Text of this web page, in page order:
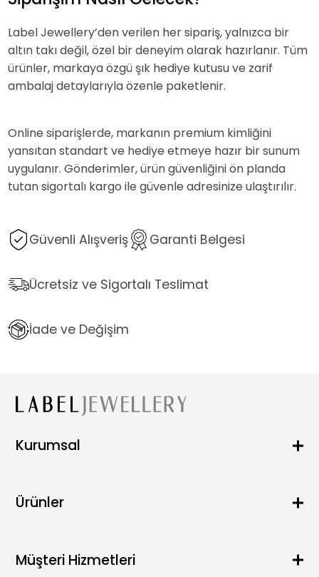
Label Jewellery’den verilen her sipariş, yalnızca bir
altın takı değil, özel bir deneyim olarak hazırlanır. Tüm
ürünler, markaya özgü şık hediye kutusu ve zarif
ambalaj detaylarıyla özenle paketlenir.
Online siparişlerde, markanın premium kimliğini
yansıtan standart ve hediye etmeye hazır bir sunum
uygulanır. Gönderimler, ürün güvenliğini ön planda
tutan sigortalı kargo ile güvenle adresinize ulaştırılır.
Güvenli Alışveriş Garanti Belgesi
Ücretsiz ve Sigortalı Teslimat
İade ve Değişim
Kurumsal
Blog
SSS
Ürünler
Küpe
Bileklik
Müşteri Hizmetleri